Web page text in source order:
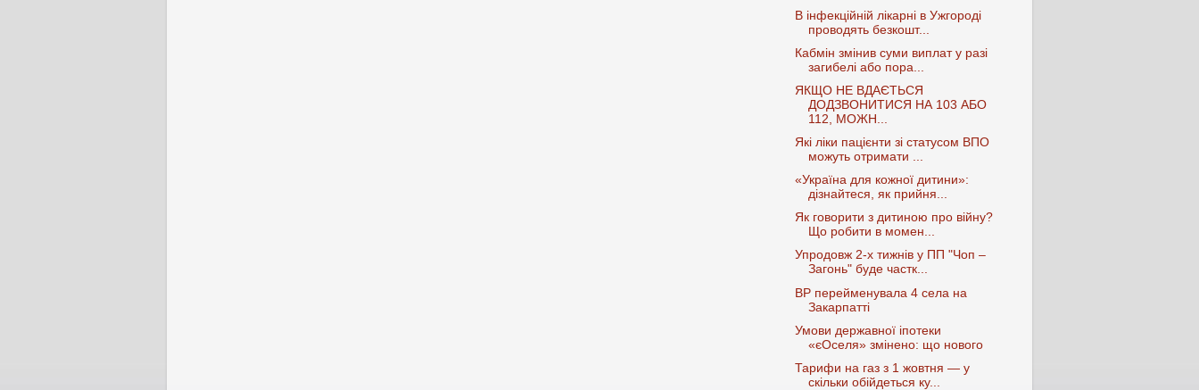
В інфекційній лікарні в Ужгороді
проводять безкошт...
Кабмін змінив суми виплат у разі
загибелі або пора...
ЯКЩО НЕ ВДАЄТЬСЯ
ДОДЗВОНИТИСЯ НА 103 АБО
112, МОЖН...
Які ліки пацієнти зі статусом ВПО
можуть отримати ...
«Україна для кожної дитини»:
дізнайтеся, як прийня...
Як говорити з дитиною про війну?
Що робити в момен...
Упродовж 2-х тижнів у ПП "Чоп –
Загонь" буде частк...
ВР перейменувала 4 села на
Закарпатті
Умови державної іпотеки
«єОселя» змінено: що нового
Тарифи на газ з 1 жовтня — у
скільки обійдеться ку...